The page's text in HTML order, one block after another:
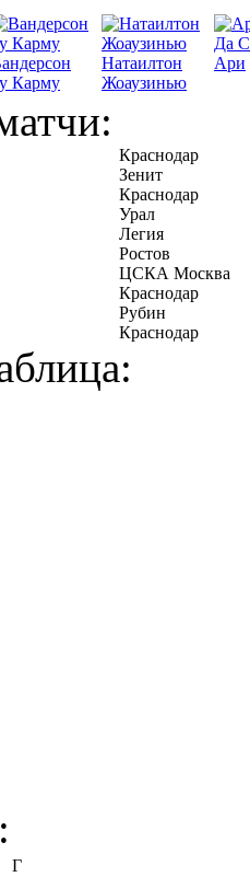
Карму
Натаилтон
Жоаузинью
Да
Ари
Краснодар
Зенит
Краснодар
Урал
Легия
Ростов
ЦСКА Москва
Краснодар
Рубин
Краснодар
Г